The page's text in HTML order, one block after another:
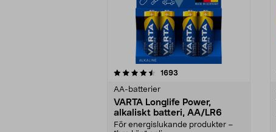
1693
AA-batterier
VARTA Longlife Power,
alkaliskt batteri, AA/LR6
För energislukande produkter –
4.5av 5 stjärnor